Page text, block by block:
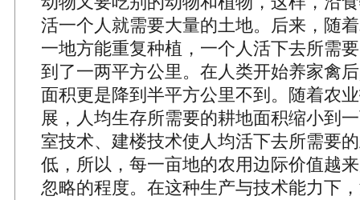
活一个人就需要大量的土地。后来，随
一地方能重复种植，一个人活下去所需
到了一两平方公里。在人类开始养家禽
面积更是降到半平方公里不到。随着农
展，人均生存所需要的耕地面积缩小到
室技术、建楼技术使人均活下去所需要
低，所以，每一亩地的农用边际价值越
忽略的程度。在这种生产与技术能力下